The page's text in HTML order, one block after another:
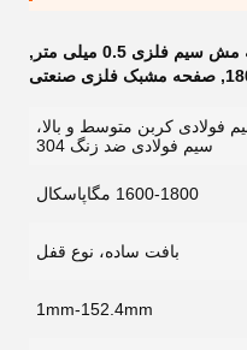
فلزی 0.5 میلی متر
,
, صفحه مشبک فلزی صنعتی
فولادی کربن متوسط ​​و بالا،
سیم فولادی ضد زنگ 304
1600-1800 مگاپاسکال
بافت ساده، نوع قفل
1mm-152.4mm